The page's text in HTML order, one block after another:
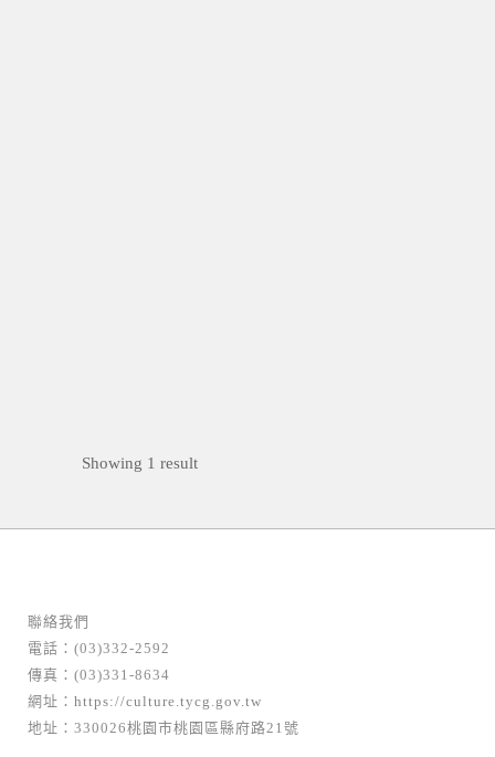
龍潭區
邀請比件 公園藝術
常設
數字，而...
Showing 1 result
聯絡我們
電話：(03)332-2592
傳真：(03)331-8634
網址： https://culture.tycg.gov.tw
地址：330026桃園市桃園區縣府路21號